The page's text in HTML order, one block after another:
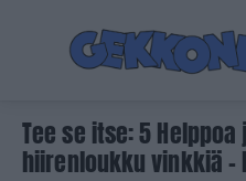
Tee se itse: 5
hiirenloukku vinkkiä –